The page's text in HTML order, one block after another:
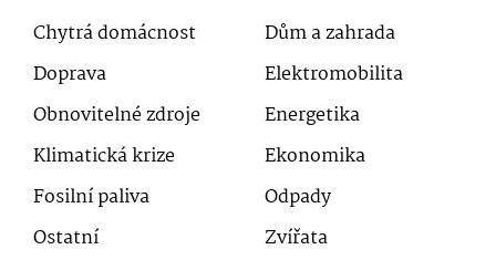
Chytrá domácnost
Dům a zahrada
Doprava
Elektromobilita
Obnovitelné zdroje
Energetika
Klimatická krize
Ekonomika
Fosilní paliva
Odpady
Ostatní
Zvířata